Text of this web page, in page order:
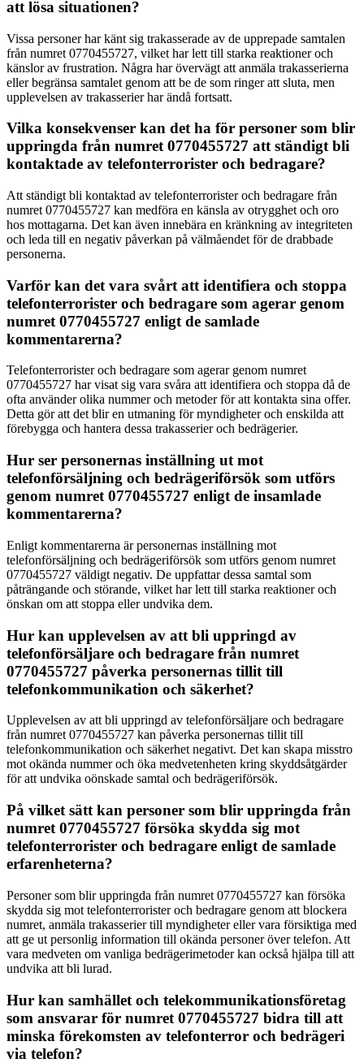
att lösa situationen?
Vissa personer har känt sig trakasserade av de upprepade samtalen
från numret 0770455727, vilket har lett till starka reaktioner och
känslor av frustration. Några har övervägt att anmäla trakasserierna
eller begränsa samtalet genom att be de som ringer att sluta, men
upplevelsen av trakasserier har ändå fortsatt.
Vilka konsekvenser kan det ha för personer som blir
uppringda från numret 0770455727 att ständigt bli
kontaktade av telefonterrorister och bedragare?
Att ständigt bli kontaktad av telefonterrorister och bedragare från
numret 0770455727 kan medföra en känsla av otrygghet och oro
hos mottagarna. Det kan även innebära en kränkning av integriteten
och leda till en negativ påverkan på välmåendet för de drabbade
personerna.
Varför kan det vara svårt att identifiera och stoppa
telefonterrorister och bedragare som agerar genom
numret 0770455727 enligt de samlade
kommentarerna?
Telefonterrorister och bedragare som agerar genom numret
0770455727 har visat sig vara svåra att identifiera och stoppa då de
ofta använder olika nummer och metoder för att kontakta sina offer.
Detta gör att det blir en utmaning för myndigheter och enskilda att
förebygga och hantera dessa trakasserier och bedrägerier.
Hur ser personernas inställning ut mot
telefonförsäljning och bedrägeriförsök som utförs
genom numret 0770455727 enligt de insamlade
kommentarerna?
Enligt kommentarerna är personernas inställning mot
telefonförsäljning och bedrägeriförsök som utförs genom numret
0770455727 väldigt negativ. De uppfattar dessa samtal som
påträngande och störande, vilket har lett till starka reaktioner och
önskan om att stoppa eller undvika dem.
Hur kan upplevelsen av att bli uppringd av
telefonförsäljare och bedragare från numret
0770455727 påverka personernas tillit till
telefonkommunikation och säkerhet?
Upplevelsen av att bli uppringd av telefonförsäljare och bedragare
från numret 0770455727 kan påverka personernas tillit till
telefonkommunikation och säkerhet negativt. Det kan skapa misstro
mot okända nummer och öka medvetenheten kring skyddsåtgärder
för att undvika oönskade samtal och bedrägeriförsök.
På vilket sätt kan personer som blir uppringda från
numret 0770455727 försöka skydda sig mot
telefonterrorister och bedragare enligt de samlade
erfarenheterna?
Personer som blir uppringda från numret 0770455727 kan försöka
skydda sig mot telefonterrorister och bedragare genom att blockera
numret, anmäla trakasserier till myndigheter eller vara försiktiga med
att ge ut personlig information till okända personer över telefon. Att
vara medveten om vanliga bedrägerimetoder kan också hjälpa till att
undvika att bli lurad.
Hur kan samhället och telekommunikationsföretag
som ansvarar för numret 0770455727 bidra till att
minska förekomsten av telefonterror och bedrägeri
via telefon?